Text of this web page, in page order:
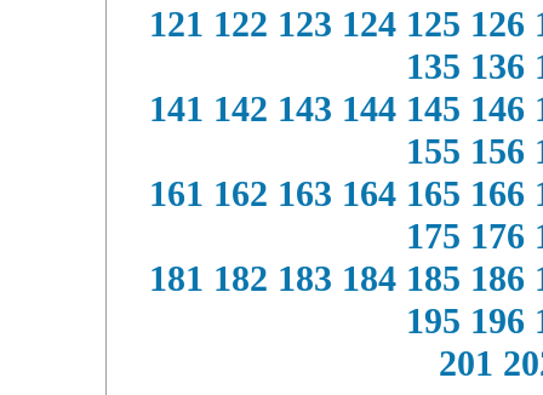
121 122 123 124 125 126
135 136
141 142 143 144 145 146
155 156
161 162 163 164 165 166
175 176
181 182 183 184 185 186
195 196
201